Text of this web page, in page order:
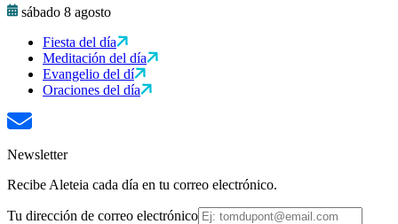
sábado 8 agosto
Fiesta del día
Meditación del día
Evangelio del dí
Oraciones del día
Newsletter
Recibe Aleteia cada día en tu correo electrónico.
Tu dirección de correo electrónico